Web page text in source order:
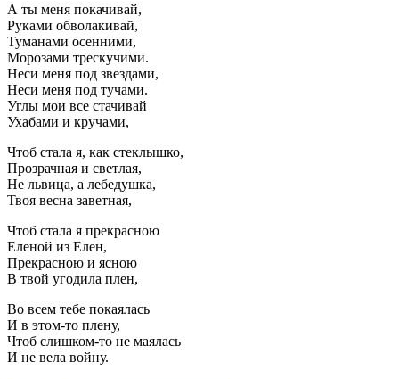
А ты меня покачивай,
Руками обволакивай,
Туманами осенними,
Морозами трескучими.
Неси меня под звездами,
Неси меня под тучами.
Углы мои все стачивай
Ухабами и кручами,
Чтоб стала я, как стеклышко,
Прозрачная и светлая,
Не львица, а лебедушка,
Твоя весна заветная,
Чтоб стала я прекрасною
Еленой из Елен,
Прекрасною и ясною
В твой угодила плен,
Во всем тебе покаялась
И в этом-то плену,
Чтоб слишком-то не маялась
И не вела войну.